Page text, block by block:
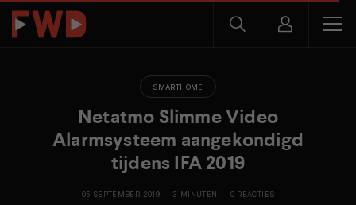
SMARTHOME
Netatmo Slimme Video
Alarmsysteem aangekondigd
tijdens IFA 2019
05 SEPTEMBER 2019 3 MINUTEN 0 REACTIES